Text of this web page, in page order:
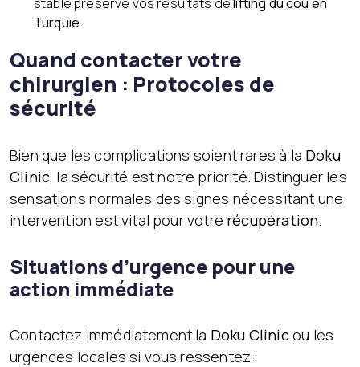
Turquie.
Quand contacter votre
chirurgien : Protocoles de
sécurité
Bien que les complications soient rares à la Doku
Clinic, la sécurité est notre priorité. Distinguer les
sensations normales des signes nécessitant une
intervention est vital pour votre récupération.
Situations d’urgence pour une
action immédiate
Contactez immédiatement la Doku Clinicou les
urgences locales si vous ressentez :